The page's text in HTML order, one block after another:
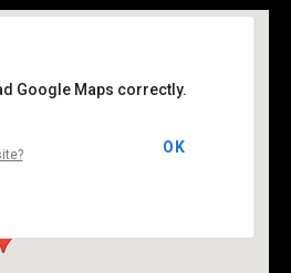
1 - Celle
Google Maps correctly.
OK